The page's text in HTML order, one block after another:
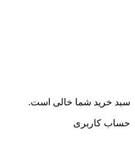
سبد خرید شما خالی است.
حساب کاربری